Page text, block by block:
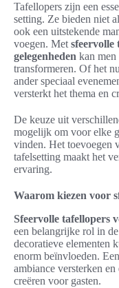
Tafellopers zijn een
setting. Ze bieden niet
ook een uitstekende
voegen. Met sfeervolle
gelegenheden kan men
transformeren. Of het
ander speciaal
versterkt het thema en
De keuze uit
mogelijk om voor elke
vinden. Het toevoegen
tafelsetting maakt het
ervaring.
Waarom kiezen voor
Sfeervolle tafellopers
een belangrijke rol in
decoratieve elementen
enorm beïnvloeden.
ambiance versterken
creëren voor gasten.